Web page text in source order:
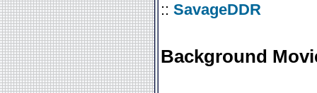
:: SavageDDR
Background